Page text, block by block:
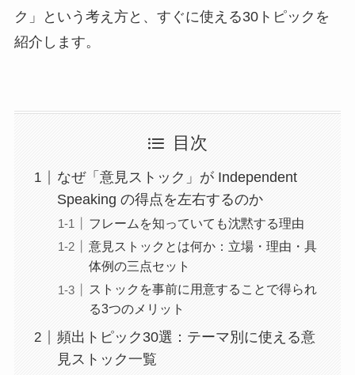
ク」という考え方と、すぐに使える30トピックを
紹介します。
目次
なぜ「意見ストック」が Independent
Speaking の得点を左右するのか
フレームを知っていても沈黙する理由
意見ストックとは何か：立場・理由・具
体例の三点セット
ストックを事前に用意することで得られ
る3つのメリット
頻出トピック30選：テーマ別に使える意
見ストック一覧